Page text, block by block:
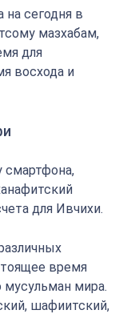
на сегодня в
мазхабам,
для
восхода и
смартфона,
для Ивчихи.
время
мира.
шафиитский,